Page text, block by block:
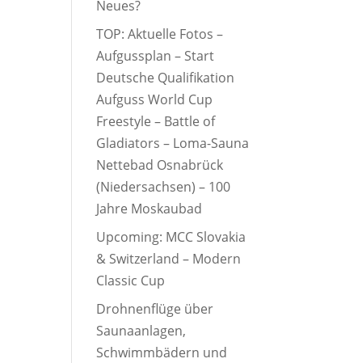
Neues?
TOP: Aktuelle Fotos –
Aufgussplan – Start
Deutsche Qualifikation
Aufguss World Cup
Freestyle – Battle of
Gladiators – Loma-Sauna
Nettebad Osnabrück
(Niedersachsen) – 100
Jahre Moskaubad
Upcoming: MCC Slovakia
& Switzerland – Modern
Classic Cup
Drohnenflüge über
Saunaanlagen,
Schwimmbädern und